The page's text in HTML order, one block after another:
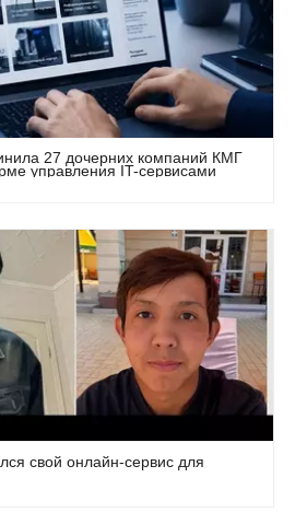
27 дочерних компаний КМГ
управления IT-сервисами
свой онлайн-сервис для